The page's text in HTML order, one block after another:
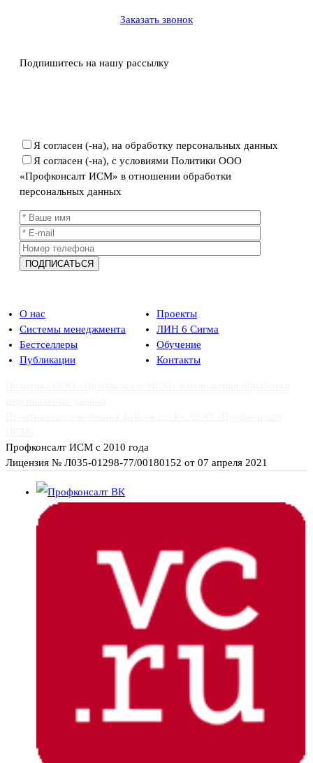
Заказать звонок
Подпишитесь на нашу рассылку
Я согласен (-на), на обработку персональных данных
Я согласен (-на), с условиями Политики ООО
«Профконсалт ИСМ» в отношении обработки
персональных данных
О нас
Проекты
Системы менеджмента
ЛИН 6 Сигма
Бестселлеры
Обучение
Публикации
Контакты
Профконсалт ИСМ с 2010 года
Лицензия № Л035-01298-77/00180152 от 07 апреля 2021